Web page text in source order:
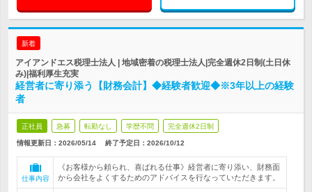
新着
アイアンドエス税理士法人 | 地域密着の税理士法人|完全週休2日制(土日休
み)|福利厚生充実
経営者に寄り添う【財務会計】◆経験者歓迎◆※3年以上の経験
者
正社員 急募 転勤なし 学歴不問 完全週休2日制
情報更新日：2026/05/14 終了予定日： 2026/10/12
仕事内容
《お客様から頼られ、喜ばれる仕事》経営者に寄り添い、財務面
から会社をよくするためのアドバイスを行なっていただきます。